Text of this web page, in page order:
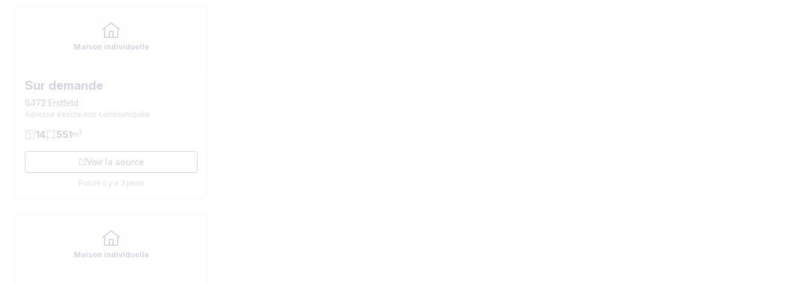
Maison individuelle
Sur demande
6472 Erstfeld
Adresse exacte non communiquée
14 551m2
Voir la source
Publié il y a 3 jours
Maison individuelle